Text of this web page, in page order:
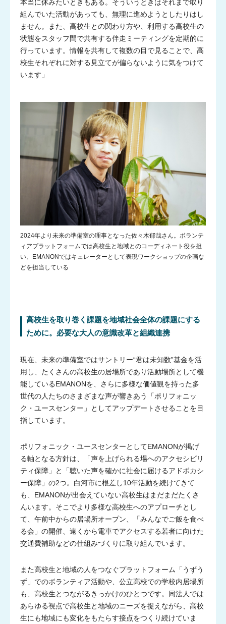
本当に休みたいときもある。そういうときはそれまで取り
組んでいた活動があっても、無理に進めようとしたりはし
ません。また、高校生との関わり方や、利用する高校生の
状態をスタッフ間で共有する伴走ミーティングを定期的に
行っています。情報を共有して複数の目で見ることで、高
校生それぞれに対する見立てが偏らないように気をつけて
います」
2024年より未来の準備室の理事となった佐々木郁哉さん。ボランテ
ィアプラットフォームでは高校生と地域とのコーディネート役を担
い、EMANONではキュレーターとして表現ワークショップの企画な
どを担当している
高校生を取り巻く課題を地域社会全体の課題にする
ために。必要な大人の意識改革と組織連携
現在、未来の準備室ではサントリー“君は未知数”基金を活
用し、たくさんの高校生の居場所であり活動場所として機
能しているEMANONを、さらに多様な価値観を持った多
世代の人たちのさまざまな声が響きあう「ポリフォニッ
ク・ユースセンター」としてアップデートさせることを目
指しています。
ポリフォニック・ユースセンターとしてEMANONが掲げ
る軸となる方針は、「声を上げられる場へのアクセシビリ
ティ保障」と「聴いた声を確かに社会に届けるアドボカシ
ー保障」の2つ。白河市に根差し10年活動を続けてきて
も、EMANONが出会えていない高校生はまだまだたくさ
んいます。そこでより多様な高校生へのアプローチとし
て、午前中からの居場所オープン、「みんなでご飯を食べ
る会」の開催、遠くから電車でアクセスする若者に向けた
交通費補助などの仕組みづくりに取り組んでいます。
また高校生と地域の人をつなぐプラットフォーム「うずう
ず」でのボランティア活動や、公立高校での学校内居場所
も、高校生とつながるきっかけのひとつです。同法人では
あらゆる視点で高校生と地域のニーズを捉えながら、高校
生にも地域にも変化をもたらす接点をつくり続けていま